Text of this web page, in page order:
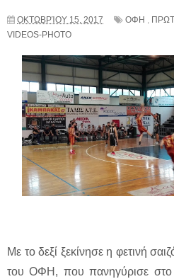
ΟΚΤΩΒΡΊΟΥ 15, 2017 ΟΦΗ ,
VIDEOS-PHOTO
Με το δεξί ξεκίνησε η φετινή
του ΟΦΗ, που πανηγύρισε